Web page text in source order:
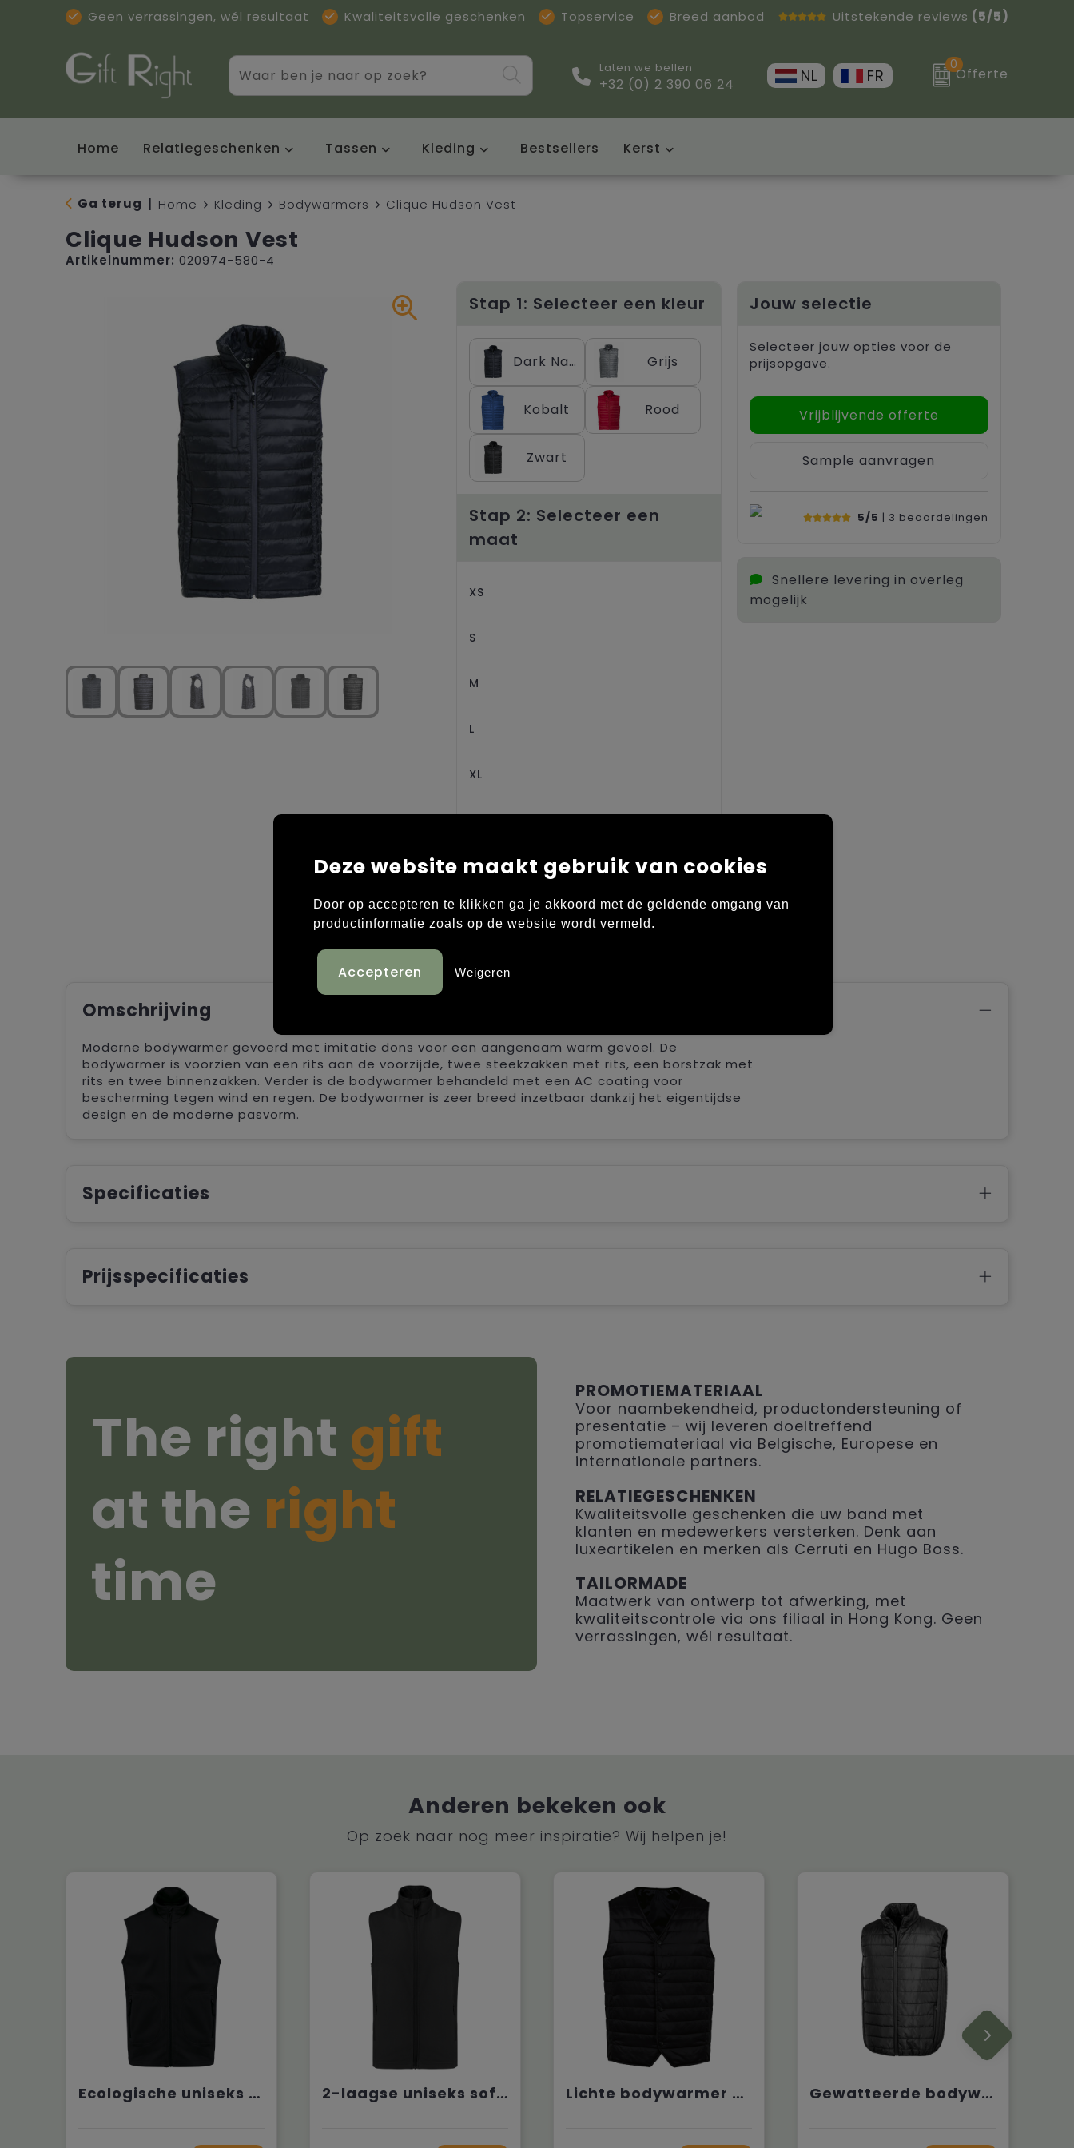
Geen verrassingen, wél resultaat Kwaliteitsvolle geschenken Topservice Breed aanbod Uitstekende reviews (5/5)
Laten we bellen
+32 (0) 2 390 06 24 NL FR
0
Offerte
Home Relatiegeschenken Tassen Kleding Bestsellers Kerst
Ga terug Home Kleding Bodywarmers Clique Hudson Vest
Clique Hudson Vest
Artikelnummer: 020974-580-4
Stap 1: Selecteer een kleur
Dark Navy Grijs
Kobalt Rood
Zwart
Stap 2: Selecteer een
maat
XS
S
M
L
XL
XXL
3XL
4XL
Jouw selectie
Selecteer jouw opties voor de
prijsopgave.
Vrijblijvende offerte
Sample aanvragen
5/5 | 3 beoordelingen
Snellere levering in overleg
mogelijk
Omschrijving
Moderne bodywarmer gevoerd met imitatie dons voor een aangenaam warm gevoel. De
bodywarmer is voorzien van een rits aan de voorzijde, twee steekzakken met rits, een borstzak met
rits en twee binnenzakken. Verder is de bodywarmer behandeld met een AC coating voor
bescherming tegen wind en regen. De bodywarmer is zeer breed inzetbaar dankzij het eigentijdse
design en de moderne pasvorm.
Specificaties
Prijsspecificaties
The right gift
at the right
time
PROMOTIEMATERIAAL
Voor naambekendheid, productondersteuning of
presentatie – wij leveren doeltreffend
promotiemateriaal via Belgische, Europese en
internationale partners.
RELATIEGESCHENKEN
Kwaliteitsvolle geschenken die uw band met
klanten en medewerkers versterken. Denk aan
luxeartikelen en merken als Cerruti en Hugo Boss.
TAILORMADE
Maatwerk van ontwerp tot afwerking, met
kwaliteitscontrole via ons filiaal in Hong Kong. Geen
verrassingen, wél resultaat.
Anderen bekeken ook
Op zoek naar nog meer inspiratie? Wij helpen je!
Ecologische uniseks bodywarmer van microfleece 2-laagse uniseks softshell-bodywarmer Lichte bodywarmer voor heren Gewatteerde bodywarmer Core
Deze website maakt gebruik van cookies
Door op accepteren te klikken ga je akkoord met de geldende omgang van
productinformatie zoals op de website wordt vermeld.
Weigeren